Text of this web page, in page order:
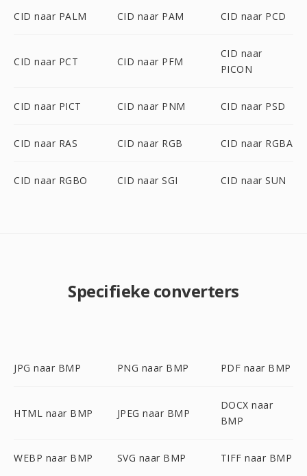
CID naar PALM CID naar PAM CID naar PCD
CID naar PCT CID naar PFM
CID naar
PICON
CID naar PICT CID naar PNM CID naar PSD
CID naar RAS CID naar RGB CID naar RGBA
CID naar RGBO CID naar SGI CID naar SUN
Specifieke converters
JPG naar BMP PNG naar BMP PDF naar BMP
HTML naar BMP JPEG naar BMP
DOCX naar
BMP
WEBP naar BMP SVG naar BMP TIFF naar BMP